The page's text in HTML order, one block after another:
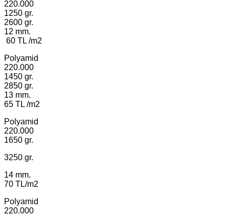
220.000
1250 gr.
2600 gr.
12 mm.
60 TL /m2
Polyamid
220.000
1450 gr.
2850 gr.
13 mm.
65 TL /m2
Polyamid
220.000
1650 gr.
3250 gr.
14 mm.
70 TL/m2
Polyamid
220.000